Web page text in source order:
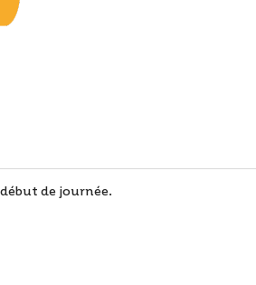
de journée.